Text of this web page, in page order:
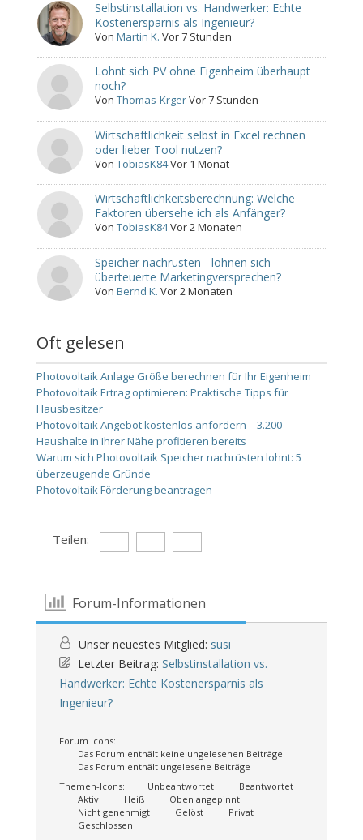
Selbstinstallation vs. Handwerker: Echte
Kostenersparnis als Ingenieur?
VonMartin K. Vor 7 Stunden
Lohnt sich PV ohne Eigenheim überhaupt
noch?
VonThomas-KrgerVor 7 Stunden
Wirtschaftlichkeit selbst in Excel rechnen
oder lieber Tool nutzen?
VonTobiasK84Vor 1 Monat
Wirtschaftlichkeitsberechnung: Welche
Faktoren übersehe ich als Anfänger?
VonTobiasK84Vor 2 Monaten
Speicher nachrüsten - lohnen sich
überteuerte Marketingversprechen?
VonBernd K. Vor 2 Monaten
Oft gelesen
Photovoltaik Anlage Größe berechnen für Ihr Eigenheim
Photovoltaik Ertrag optimieren: Praktische Tipps für
Hausbesitzer
Photovoltaik Angebot kostenlos anfordern – 3.200
Haushalte in Ihrer Nähe profitieren bereits
Warum sich Photovoltaik Speicher nachrüsten lohnt: 5
überzeugende Gründe
Photovoltaik Förderung beantragen
Teilen:
Forum-Informationen
Unser neuestes Mitglied: susi
Letzter Beitrag: Selbstinstallation vs.
Handwerker: Echte Kostenersparnis als
Ingenieur?
Forum Icons:
Das Forum enthält keine ungelesenen Beiträge
Das Forum enthält ungelesene Beiträge
Themen-Icons:
Unbeantwortet
Beantwortet
Aktiv
Heiß
Oben angepinnt
Nicht genehmigt
Gelöst
Privat
Geschlossen